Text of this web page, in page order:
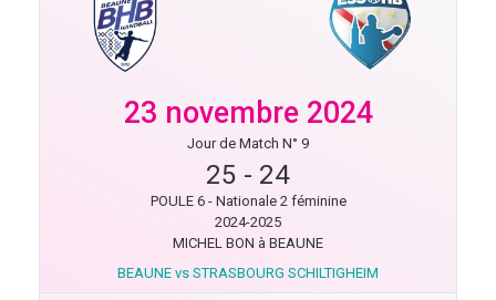
23 novembre 2024
Jour de Match N° 9
25 - 24
POULE 6 - Nationale 2 féminine
2024-2025
MICHEL BON à BEAUNE
BEAUNE vs STRASBOURG SCHILTIGHEIM